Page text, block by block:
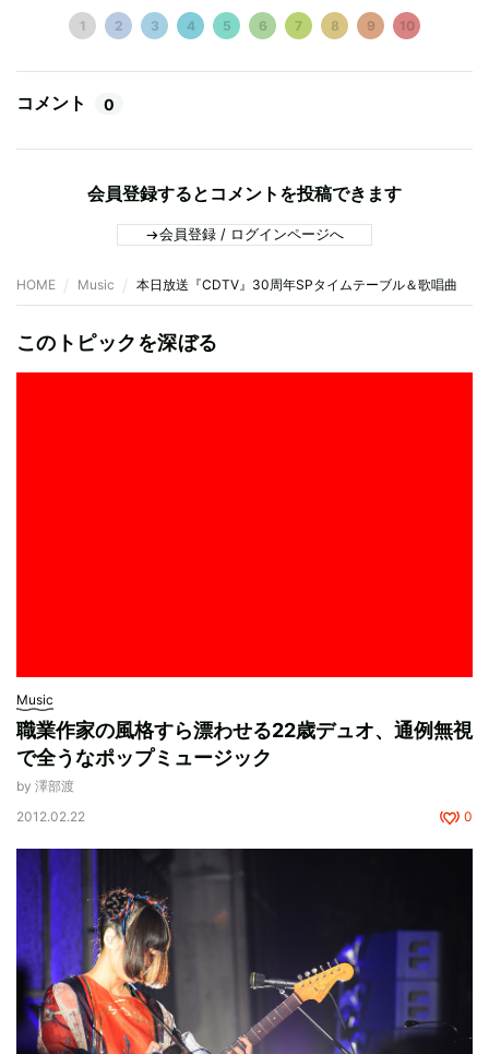
1 2 3 4 5 6 7 8 9 10
コメント 0
会員登録するとコメントを投稿できます
会員登録 / ログインページへ
HOME Music 本日放送『CDTV』30周年SPタイムテーブル＆歌唱曲
このトピックを深ぼる
Music
職業作家の風格すら漂わせる22歳デュオ、通例無視
で全うなポップミュージック
by 澤部渡
2012.02.22
0